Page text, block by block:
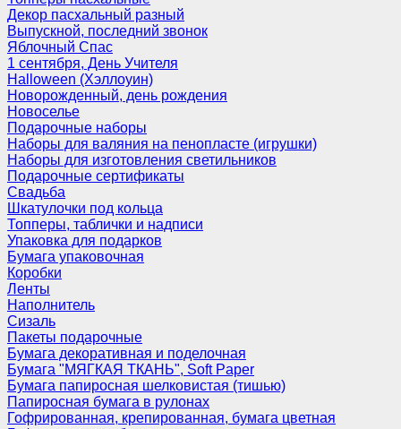
Декор пасхальный разный
Выпускной, последний звонок
Яблочный Спас
1 сентября, День Учителя
Halloween (Хэллоуин)
Новорожденный, день рождения
Новоселье
Подарочные наборы
Наборы для валяния на пенопласте (игрушки)
Наборы для изготовления светильников
Подарочные сертификаты
Свадьба
Шкатулочки под кольца
Топперы, таблички и надписи
Упаковка для подарков
Бумага упаковочная
Коробки
Ленты
Наполнитель
Сизаль
Пакеты подарочные
Бумага декоративная и поделочная
Бумага "МЯГКАЯ ТКАНЬ", Soft Paper
Бумага папиросная шелковистая (тишью)
Папиросная бумага в рулонах
Гофрированная, крепированная, бумага цветная